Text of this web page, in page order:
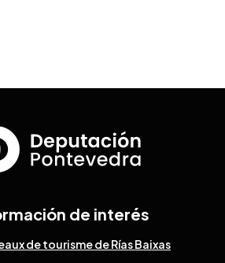
de interés
de tourisme de Rías Baixas